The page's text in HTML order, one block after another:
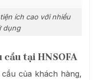
ích cao với nhiều
dụng
tại HNSOFA
của khách hàng,